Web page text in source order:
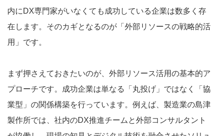
内にDX専門家がいなくても成功している企業は数多く存
在します。そのカギとなるのが「外部リソースの戦略的活
用」です。
まず押さえておきたいのが、外部リソース活用の基本的ア
プローチです。成功企業は単なる「丸投げ」ではなく「協
業型」の関係構築を行っています。例えば、製造業の島津
製作所では、社内のDX推進チームと外部コンサルタント